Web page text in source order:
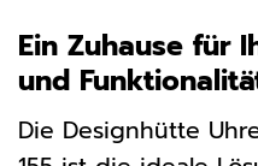
Ein Zuhause für
und
Die Designhütte